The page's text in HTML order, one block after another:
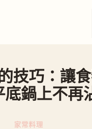
技巧：讓
底鍋上不再
家常料理